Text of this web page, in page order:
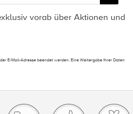
vorab über Aktionen und
E-Mail-Adresse beendet werden. Eine Weitergabe Ihrer Daten